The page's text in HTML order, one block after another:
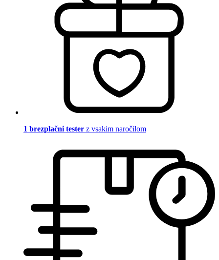
1 brezplačni tester z vsakim naročilom